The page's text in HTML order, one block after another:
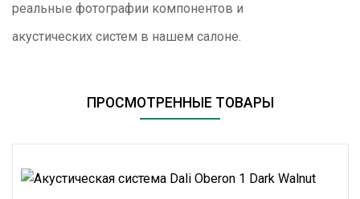
реальные фотографии компонентов и
акустических систем в нашем салоне.
ПРОСМОТРЕННЫЕ ТОВАРЫ